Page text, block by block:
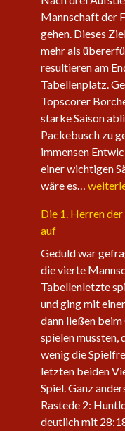
Mannschaft der
gehen. Dieses
mehr als
resultieren am
Tabellenplatz.
Topscorer
starke Saison
Packebusch zu
immensen
einer wichtigen
wäre es…
Die 1. Herren
auf
Geduld war
die vierte
Tabellenletzte
und ging mit
dann ließen
spielen mussten,
wenig die
letzten beiden
Spiel. Ganz
Rastede 2:
deutlich mit